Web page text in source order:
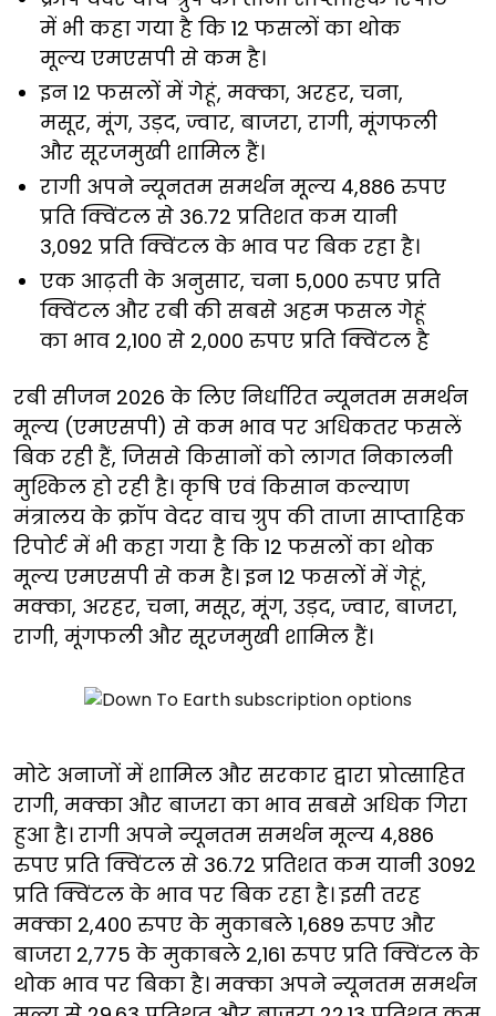
में भी कहा गया है कि 12 फसलों का थोक
मूल्य एमएसपी से कम है।
इन 12 फसलों में गेहूं, मक्का, अरहर, चना,
मसूर, मूंग, उड़द, ज्वार, बाजरा, रागी, मूंगफली
और सूरजमुखी शामिल हैं।
रागी अपने न्यूनतम समर्थन मूल्य 4,886 रुपए
प्रति क्विंटल से 36.72 प्रतिशत कम यानी
3,092 प्रति क्विंटल के भाव पर बिक रहा है।
एक आढ़ती के अनुसार, चना 5,000 रुपए प्रति
क्विंटल और रबी की सबसे अहम फसल गेहूं
का भाव 2,100 से 2,000 रुपए प्रति क्विंटल है
रबी सीजन 2026 के लिए निर्धारित न्यूनतम समर्थन
मूल्य (एमएसपी) से कम भाव पर अधिकतर फसलें
बिक रही हैं, जिससे किसानों को लागत निकालनी
मुश्किल हो रही है। कृषि एवं किसान कल्याण
मंत्रालय के क्रॉप वेदर वाच ग्रुप की ताजा साप्ताहिक
रिपोर्ट में भी कहा गया है कि 12 फसलों का थोक
मूल्य एमएसपी से कम है। इन 12 फसलों में गेहूं,
मक्का, अरहर, चना, मसूर, मूंग, उड़द, ज्वार, बाजरा,
रागी, मूंगफली और सूरजमुखी शामिल हैं।
मोटे अनाजों में शामिल और सरकार द्वारा प्रोत्साहित
रागी, मक्का और बाजरा का भाव सबसे अधिक गिरा
हुआ है। रागी अपने न्यूनतम समर्थन मूल्य 4,886
रुपए प्रति क्विंटल से 36.72 प्रतिशत कम यानी 3092
प्रति क्विंटल के भाव पर बिक रहा है। इसी तरह
मक्का 2,400 रुपए के मुकाबले 1,689 रुपए और
बाजरा 2,775 के मुकाबले 2,161 रुपए प्रति क्विंटल के
थोक भाव पर बिका है। मक्का अपने न्यूनतम समर्थन